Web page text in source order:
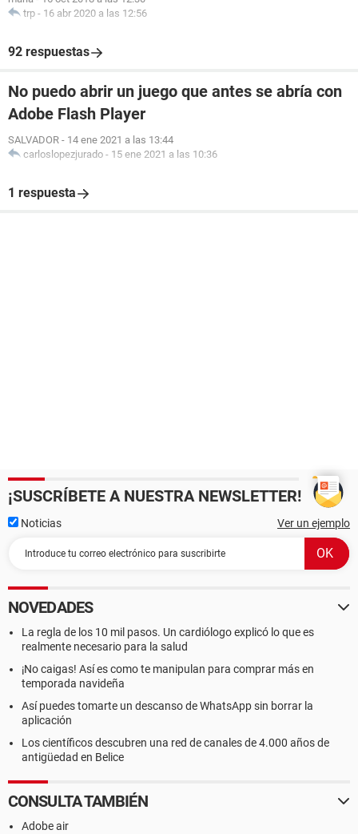
trp - 16 abr 2020 a las 12:56
92 respuestas
No puedo abrir un juego que antes se abría con
Adobe Flash Player
SALVADOR - 14 ene 2021 a las 13:44
carloslopezjurado - 15 ene 2021 a las 10:36
1 respuesta
¡SUSCRÍBETE A NUESTRA NEWSLETTER!
Noticias Ver un ejemplo
NOVEDADES
La regla de los 10 mil pasos. Un cardiólogo explicó lo que es
realmente necesario para la salud
¡No caigas! Así es como te manipulan para comprar más en
temporada navideña
Así puedes tomarte un descanso de WhatsApp sin borrar la
aplicación
Los científicos descubren una red de canales de 4.000 años de
antigüedad en Belice
CONSULTA TAMBIÉN
Adobe air